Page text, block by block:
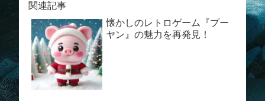
関連記事
懐かしのレトロゲーム『プー
ヤン』の魅力を再発見！